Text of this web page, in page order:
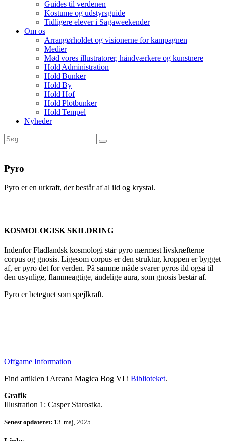
Guides til verdenen
Kostume og udstyrsguide
Tidligere elever i Sagaweekender
Om os
Arrangørholdet og visionerne for kampagnen
Medier
Mød vores illustratorer, håndværkere og kunstnere
Hold Administration
Hold Bunker
Hold By
Hold Hof
Hold Plotbunker
Hold Tempel
Nyheder
Pyro
Pyro er en urkraft, der består af al ild og krystal.
KOSMOLOGISK SKILDRING
Indenfor Fladlandsk kosmologi står pyro nærmest livskræfterne
corpus og gnosis. Ligesom corpus er den struktur, kroppen er bygget
af, er pyro det for verden. På samme måde svarer pyros ild også til
den usynlige, flammeagtige, åndelige aura, som gnosis består af.
Pyro er betegnet som spejlkraft.
Offgame Information
Find artiklen i Arcana Magica Bog VI i Biblioteket.
Grafik
Illustration 1: Casper Starostka.
Senest opdateret: 13. maj, 2025